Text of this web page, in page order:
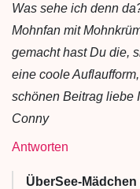
Was sehe ich denn
Mohnfan mit
gemacht hast Du die,
eine coole
schönen Beitrag liebe
Conny
Antworten
ÜberSee-Mädchen